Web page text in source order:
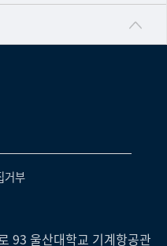
연구단
거부
93 울산대학교 기계항공관